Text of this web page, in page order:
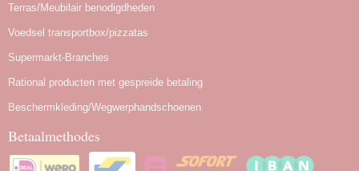
Terras/Meubilair benodigdheden
Voedsel transportbox/pizzatas
Supermarkt-Branches
Rational producten met gespreide betaling
Beschermkleding/Wegwerphandschoenen
Betaalmethodes